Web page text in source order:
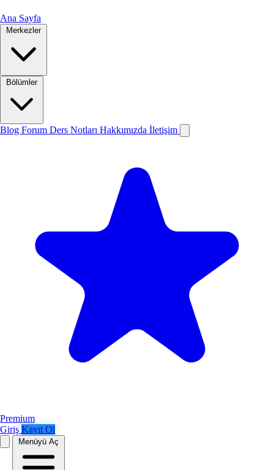
Ana Sayfa
Merkezler
Bölümler
Blog Forum Ders Notları Hakkımızda İletişim
Premium
Giriş Kayıt Ol
Menüyü Aç